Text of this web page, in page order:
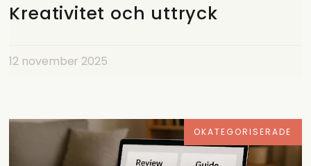
Kreativitet och uttryck
12 november 2025
OKATEGORISERADE